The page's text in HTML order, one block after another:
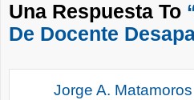
Una Respuesta To
De Docente
Jorge A. Matamoros